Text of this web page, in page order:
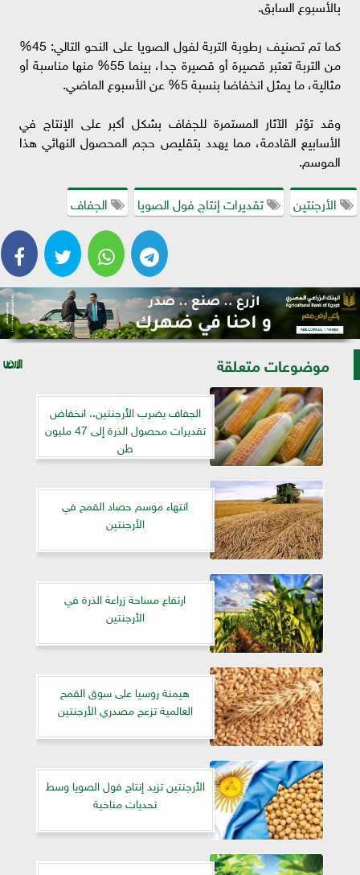
بالأسبوع السابق.
كما تم تصنيف رطوبة التربة لفول الصويا على النحو التالي: 45%
من التربة تعتبر قصيرة أو قصيرة جدا، بينما 55% منها مناسبة أو
مثالية، ما يمثل انخفاضا بنسبة 5% عن الأسبوع الماضي.
وقد تؤثر الآثار المستمرة للجفاف بشكل أكبر على الإنتاج في
الأسابيع القادمة، مما يهدد بتقليص حجم المحصول النهائي هذا
الموسم.
الأرجنتين
تقديرات إنتاج فول الصويا الجفاف
موضوعات متعلقة
الجفاف يضرب الأرجنتين.. انخفاض
تقديرات محصول الذرة إلى 47 مليون
طن
انتهاء موسم حصاد القمح في
الأرجنتين
ارتفاع مساحة زراعة الذرة في
الأرجنتين
هيمنة روسيا على سوق القمح
العالمية تزعج مصدري الأرجنتين
الأرجنتين تزيد إنتاج فول الصويا وسط
تحديات مناخية